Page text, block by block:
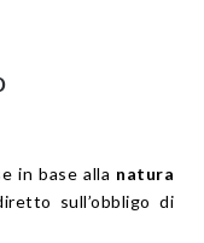
in base alla natura
sull’obbligo di